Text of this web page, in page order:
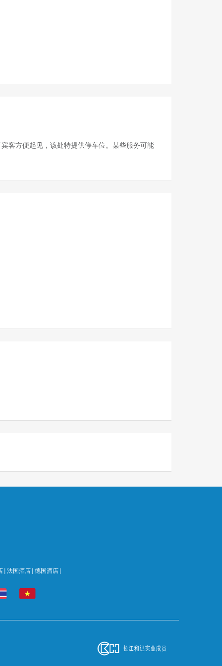
客方便起见，该处特提供停车位。某些服务可能
| 法国酒店 | 德国酒店 |